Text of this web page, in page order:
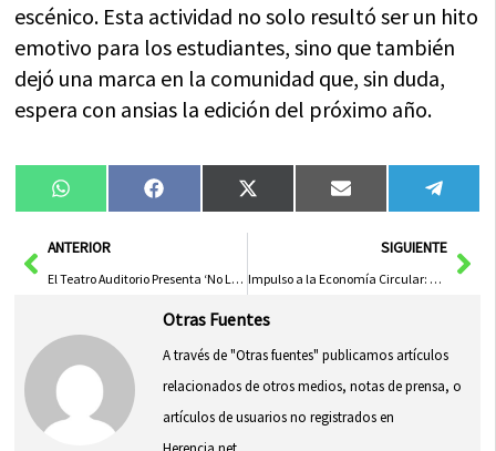
escénico. Esta actividad no solo resultó ser un hito
emotivo para los estudiantes, sino que también
dejó una marca en la comunidad que, sin duda,
espera con ansias la edición del próximo año.
Compartir
en
WhatsAppCompartir
en
FacebookCompartir
en
X
(Twitter)
Compartir
en
Email
en
AntANTERIOR
El Teatro Auditorio Presenta ‘No Lugares’, la Nueva Exposición Fotográfica de José Mora
SIGUIENTE
Impulso a la Economía Circular: Transformación del Sector de la Construcción en Asa(IN)forma
Otras Fuentes
A través de "Otras fuentes" publicamos artículos
relacionados de otros medios, notas de prensa, o
artículos de usuarios no registrados en